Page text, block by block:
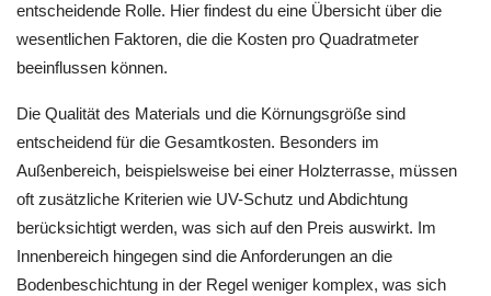
entscheidende Rolle. Hier findest du eine Übersicht über die
wesentlichen Faktoren, die die Kosten pro Quadratmeter
beeinflussen können.
Die Qualität des Materials und die Körnungsgröße sind
entscheidend für die Gesamtkosten. Besonders im
Außenbereich, beispielsweise bei einer Holzterrasse, müssen
oft zusätzliche Kriterien wie UV-Schutz und Abdichtung
berücksichtigt werden, was sich auf den Preis auswirkt. Im
Innenbereich hingegen sind die Anforderungen an die
Bodenbeschichtung in der Regel weniger komplex, was sich